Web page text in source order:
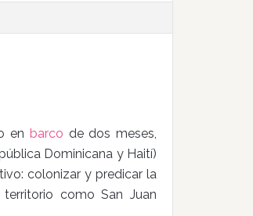
en barco de dos meses,
Dominicana y Haití)
colonizar y predicar la
como San Juan